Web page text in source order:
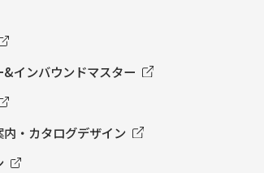
インバウンドマスター
・カタログデザイン